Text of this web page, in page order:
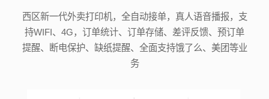
西区新一代外卖打印机，全自动接单，真人语音播报，支
持WIFI、4G，订单统计、订单存储、差评反馈、预订单
提醒、断电保护、缺纸提醒、全面支持饿了么、美团等业
务